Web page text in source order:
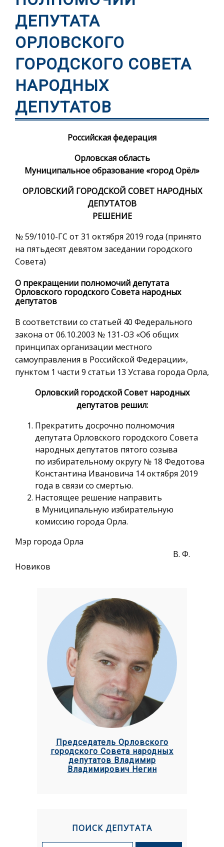
ДЕПУТАТА
ОРЛОВСКОГО
ГОРОДСКОГО СОВЕТА
НАРОДНЫХ
ДЕПУТАТОВ
Российская федерация
Орловская область
Муниципальное образование «город Орёл»
ОРЛОВСКИЙ ГОРОДСКОЙ СОВЕТ НАРОДНЫХ
ДЕПУТАТОВ
РЕШЕНИЕ
№ 59/1010-ГС от 31 октября 2019 года (принято
на пятьдесят девятом заседании городского
Совета)
О прекращении полномочий депутата
Орловского городского Совета народных
депутатов
В соответствии со статьей 40 Федерального
закона от 06.10.2003 № 131-ОЗ «Об общих
принципах организации местного
самоуправления в Российской Федерации»,
пунктом 1 части 9 статьи 13 Устава города Орла,
Орловский городской Совет народных
депутатов решил:
Прекратить досрочно полномочия
депутата Орловского городского Совета
народных депутатов пятого созыва
по избирательному округу № 18 Федотова
Константина Ивановича 14 октября 2019
года в связи со смертью.
Настоящее решение направить
в Муниципальную избирательную
комиссию города Орла.
Мэр города Орла
В. Ф.
Новиков
Председатель Орловского
городского Совета народных
депутатов Владимир
Владимирович Негин
ПОИСК ДЕПУТАТА